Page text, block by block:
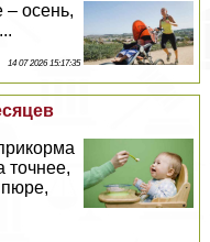
– осень,
14 07 2026 15:17:35
точнее,